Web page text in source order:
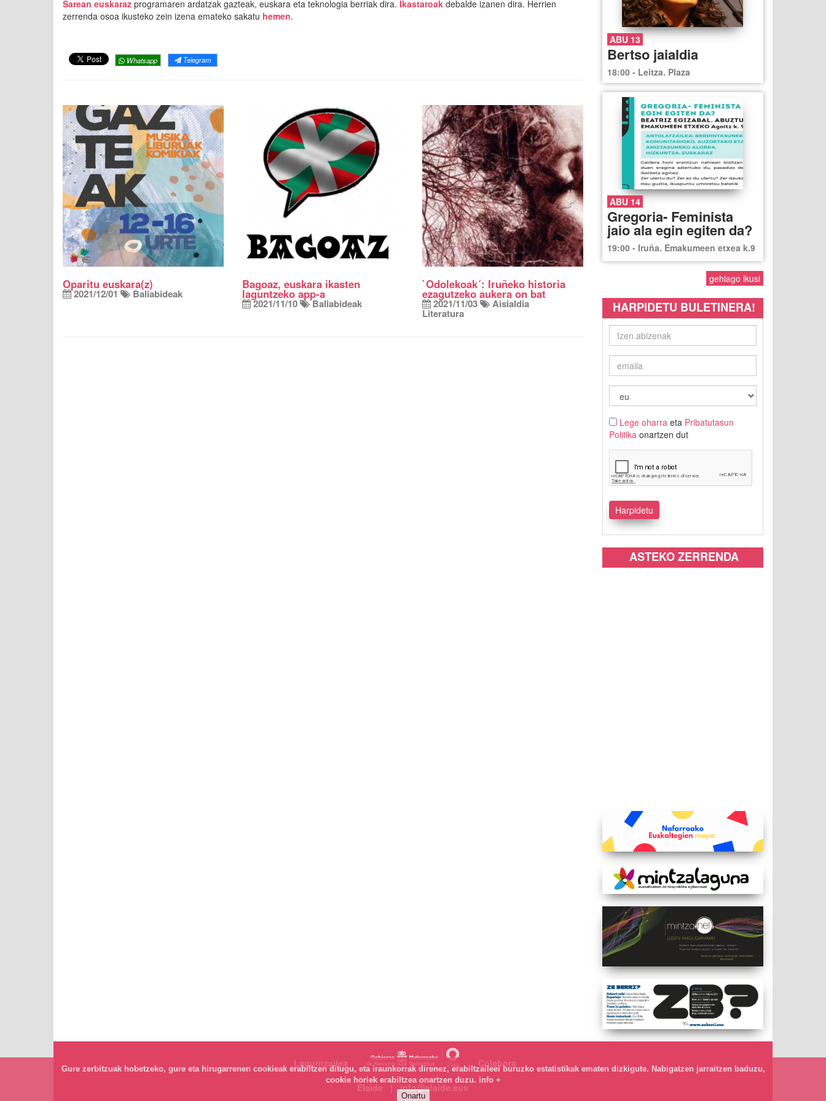
Sarean euskaraz programaren ardatzak gazteak, euskara eta teknologia berriak dira. Ikastaroak debalde izanen dira. Herrien
zerrenda osoa ikusteko zein izena emateko sakatu hemen.
Whatsapp Telegram
Oparitu euskara(z)
2021/12/01 Baliabideak
Bagoaz, euskara ikasten
laguntzeko app-a
2021/11/10 Baliabideak
`Odolekoak´: Iruñeko historia
ezagutzeko aukera on bat
2021/11/03 Aisialdia
Literatura
ABU 13
Bertso jaialdia
18:00 - Leitza. Plaza
ABU 14
Gregoria- Feminista
jaio ala egin egiten da?
19:00 - Iruña. Emakumeen etxea k.9
gehiago ikusi
HARPIDETU BULETINERA!
Lege oharraeta Pribatutasun
Politikaonartzen dut
ASTEKO ZERRENDA
Laguntzailea
Colabora
Elaide | info@elaide.eus
Gure zerbitzuak hobetzeko, gure eta hirugarrenen cookieak erabiltzen ditugu, eta iraunkorrak direnez, erabiltzaileei buruzko estatistikak ematen dizkigute. Nabigatzen jarraitzen baduzu,
cookie horiek erabiltzea onartzen duzu. info +